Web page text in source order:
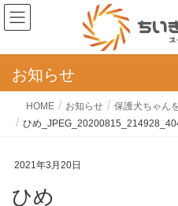
お知らせ
HOME お知らせ
保護犬ちゃん
ひめ
2021年3月20日
ひめ